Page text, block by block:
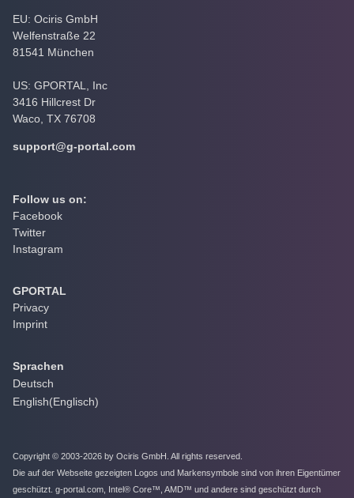
EU: Ociris GmbH
Welfenstraße 22
81541 München
US: GPORTAL, Inc
3416 Hillcrest Dr
Waco, TX 76708
support@g-portal.com
Follow us on:
Facebook
Twitter
Instagram
GPORTAL
Privacy
Imprint
Sprachen
Deutsch
English(Englisch)
Copyright © 2003-2026 by Ociris GmbH. All rights reserved.
Die auf der Webseite gezeigten Logos und Markensymbole sind von ihren Eigentümer
geschützt. g-portal.com, Intel® Core™, AMD™ und andere sind geschützt durch